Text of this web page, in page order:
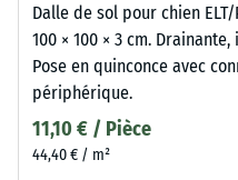
Dalle de sol pour chien
100 × 100 × 3 cm.
Pose en quinconce avec
périphérique.
11,10 € / Pièce
44,40 € / m²